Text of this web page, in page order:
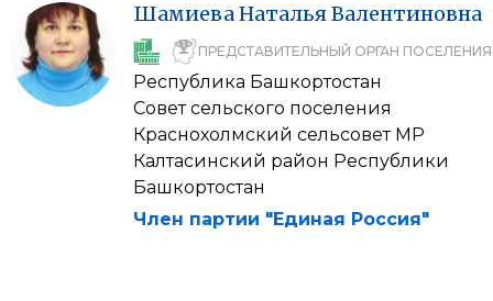
ШамиеваНатальяВалентиновна
ПРЕДСТАВИТЕЛЬНЫЙ ОРГАН ПОСЕЛЕНИЯ
Республика Башкортостан
Совет сельского поселения
Краснохолмский сельсовет МР
Калтасинский район Республики
Башкортостан
Член партии "Единая Россия"